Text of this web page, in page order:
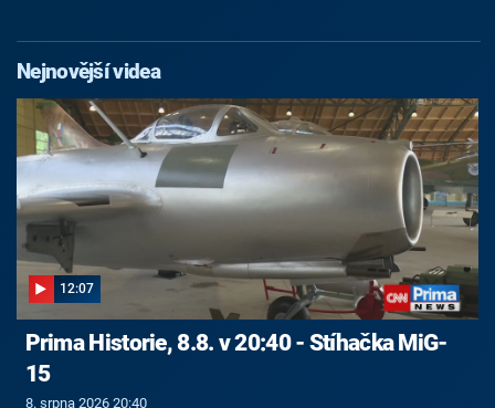
Nejnovější videa
12:07
Prima Historie, 8.8. v 20:40 - Stíhačka MiG-
15
8. srpna 2026 20:40